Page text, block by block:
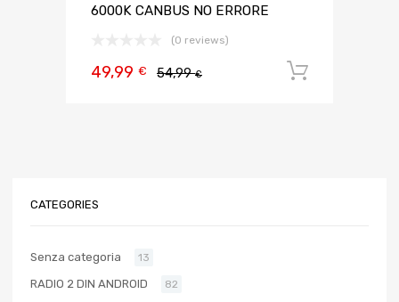
6000K CANBUS NO ERRORE
(0 reviews)
54,99€
49,99 €
CATEGORIES
Senza categoria 13
RADIO 2 DIN ANDROID 82